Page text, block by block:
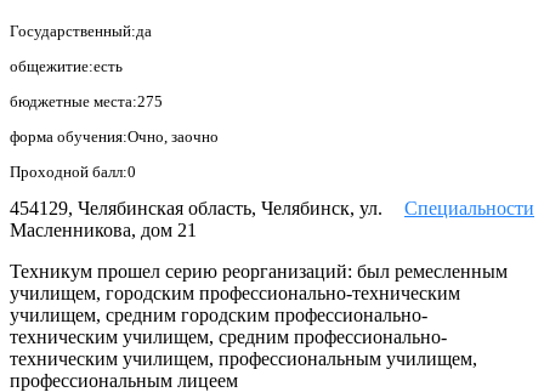
Государственный:да
общежитие:есть
бюджетные места:275
форма обучения:Очно, заочно
Проходной балл:0
Специальности
454129, Челябинская область, Челябинск, ул.
Масленникова, дом 21
Техникум прошел серию реорганизаций: был ремесленным
училищем, городским профессионально-техническим
училищем, средним городским профессионально-
техническим училищем, средним профессионально-
техническим училищем, профессиональным училищем,
профессиональным лицеем